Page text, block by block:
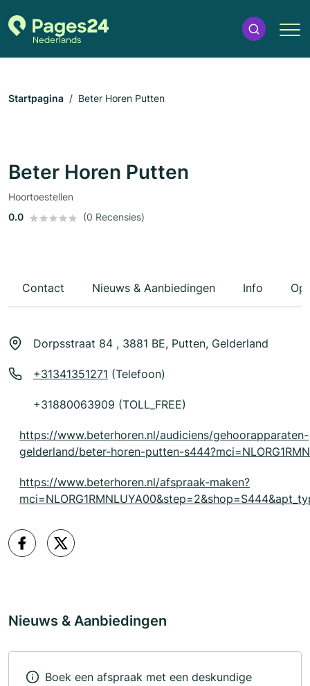
Startpagina Beter Horen Putten
Beter Horen Putten
Hoortoestellen
0.0
(0 Recensies)
Contact Nieuws & Aanbiedingen Info
Dorpsstraat 84 , 3881 BE, Putten, Gelderland
+31341351271 (Telefoon)
+31880063909 (TOLL_FREE)
https://www.beterhoren.nl/audiciens/gehoorapparaten-
gelderland/beter-horen-putten-
https://www.beterhoren.nl/afspraak-maken?
Nieuws & Aanbiedingen
Boek een afspraak met een deskundige